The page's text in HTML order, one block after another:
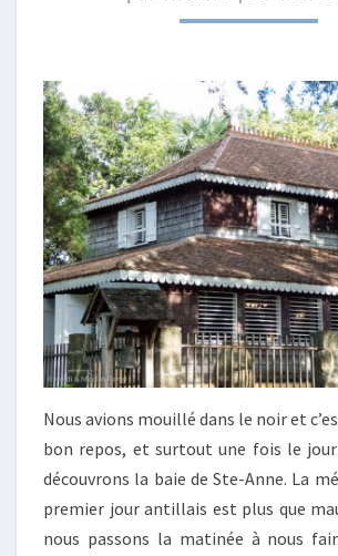
[1]
Nous avions mouillé dans le noir et
bon repos, et surtout une fois le jour
découvrons la baie de Ste-Anne. La
premier jour antillais est plus que
nous passons la matinée à nous